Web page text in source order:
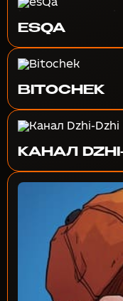
ESQA
BITOCHEK
КАНАЛ